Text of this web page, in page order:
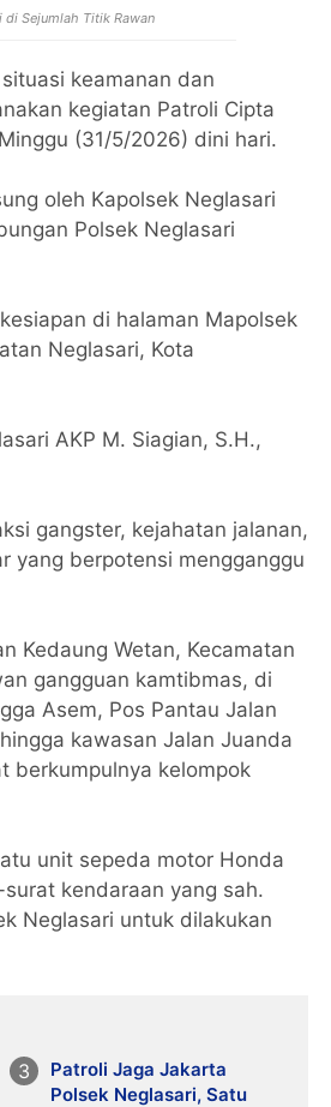
di Sejumlah Titik Rawan
keamanan dan
kegiatan Patroli Cipta
(31/5/2026) dini hari.
oleh Kapolsek Neglasari
Polsek Neglasari
di halaman Mapolsek
Neglasari, Kota
AKP M. Siagian, S.H.,
gangster, kejahatan jalanan,
yang berpotensi mengganggu
Kedaung Wetan, Kecamatan
gangguan kamtibmas, di
Asem, Pos Pantau Jalan
kawasan Jalan Juanda
berkumpulnya kelompok
unit sepeda motor Honda
kendaraan yang sah.
Neglasari untuk dilakukan
Patroli Jaga Jakarta
Polsek Neglasari, Satu